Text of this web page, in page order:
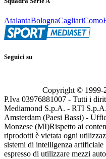
AtalantaBolognaCagliariComo
Seguici su
Copyright © 1999-
P.Iva 03976881007 - Tutti i
Mediamond S.p.A. - RTI
Amsterdam (Paesi Bassi) -
Monzese (MI)Rispetto ai
riprodotti è vietata ogni
sistemi di intelligenza
espresso di utilizzare mezzi